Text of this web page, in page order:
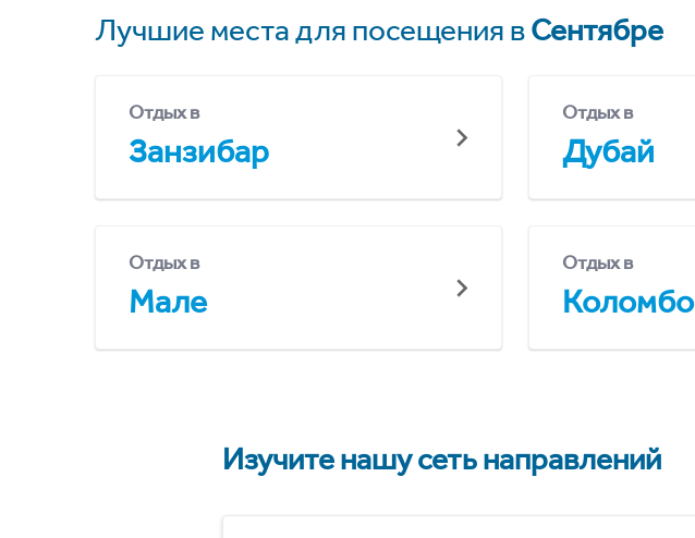
Лучшие места для посещения вСентябре
Отдых в
Занзибар
Отдых в
Дубай
Отдых в
Мале
Отдых в
Коломбо
Изучите нашу сеть направлений